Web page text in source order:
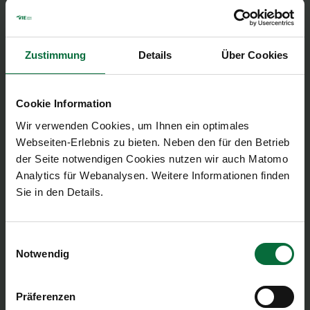
Zustimmung Details Über Cookies
Cookie Information
Wir verwenden Cookies, um Ihnen ein optimales
Webseiten-Erlebnis zu bieten. Neben den für den Betrieb
der Seite notwendigen Cookies nutzen wir auch Matomo
Analytics für Webanalysen. Weitere Informationen finden
Sie in den Details.
Notwendig
Präferenzen
Vorstandsmitglied Mag. Julian Jäger
Jahrgang 1971, hat das Studium der
Rechtsabteilung in die Flughafen Wien AG
eingetreten. Von 2004 bis 2006 übernahm Mag.
Development im Bereich Airline und